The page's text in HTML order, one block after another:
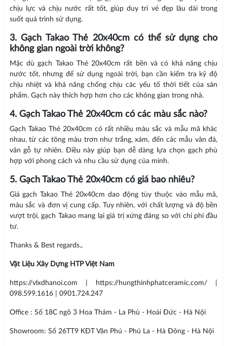
chịu lực và chịu nước rất tốt, giúp duy trì vẻ đẹp lâu dài trong
suốt quá trình sử dụng.
3. Gạch Takao Thẻ 20x40cm có thể sử dụng cho
không gian ngoài trời không?
Mặc dù gạch Takao Thẻ 20x40cm rất bền và có khả năng chịu
nước tốt, nhưng để sử dụng ngoài trời, bạn cần kiểm tra kỹ độ
chịu nhiệt và khả năng chống chịu các yếu tố thời tiết của sản
phẩm. Gạch này thích hợp hơn cho các không gian trong nhà.
4. Gạch Takao Thẻ 20x40cm có các màu sắc nào?
Gạch Takao Thẻ 20x40cm có rất nhiều màu sắc và mẫu mã khác
nhau, từ các tông màu trơn như trắng, xám, đến các mẫu vân đá,
vân gỗ tự nhiên. Điều này giúp bạn dễ dàng lựa chọn gạch phù
hợp với phong cách và nhu cầu sử dụng của mình.
5. Gạch Takao Thẻ 20x40cm có giá bao nhiêu?
Giá gạch Takao Thẻ 20x40cm dao động tùy thuộc vào mẫu mã,
màu sắc và đơn vị cung cấp. Tuy nhiên, với chất lượng và độ bền
vượt trội, gạch Takao mang lại giá trị xứng đáng so với chi phí đầu
tư.
Thanks & Best regards.,
Vật Liệu Xây Dựng HTP Việt Nam
https://vlxdhanoi.com | https://hungthinhphatceramic.com/ |
098.599.1616 | 0901.724.247
Office : Số 18C ngõ 3 Hoa Thám - La Phù - Hoài Đức - Hà Nội
Showroom: Số 26TT9 KĐT Văn Phú - Phú La - Hà Đông - Hà Nội